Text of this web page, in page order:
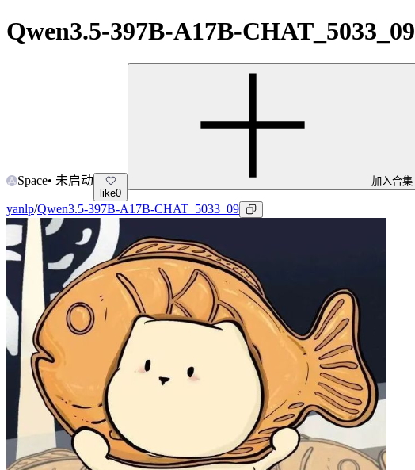
Qwen3.5-397B-A17B-CHAT_5033_09
Space• 未启动
like0
加入合集
yanlp/Qwen3.5-397B-A17B-CHAT_5033_09